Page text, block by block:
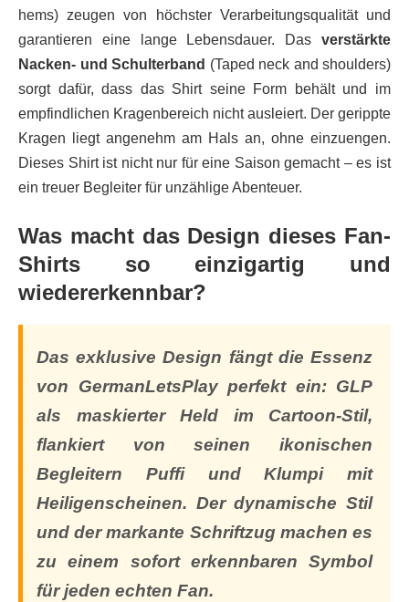
hems) zeugen von höchster Verarbeitungsqualität und
garantieren eine lange Lebensdauer. Das verstärkte
Nacken- und Schulterband (Taped neck and shoulders)
sorgt dafür, dass das Shirt seine Form behält und im
empfindlichen Kragenbereich nicht ausleiert. Der gerippte
Kragen liegt angenehm am Hals an, ohne einzuengen.
Dieses Shirt ist nicht nur für eine Saison gemacht – es ist
ein treuer Begleiter für unzählige Abenteuer.
Was macht das Design dieses Fan-
Shirts so einzigartig und
wiedererkennbar?
Das exklusive Design fängt die Essenz
von GermanLetsPlay perfekt ein: GLP
als maskierter Held im Cartoon-Stil,
flankiert von seinen ikonischen
Begleitern Puffi und Klumpi mit
Heiligenscheinen. Der dynamische Stil
und der markante Schriftzug machen es
zu einem sofort erkennbaren Symbol
für jeden echten Fan.